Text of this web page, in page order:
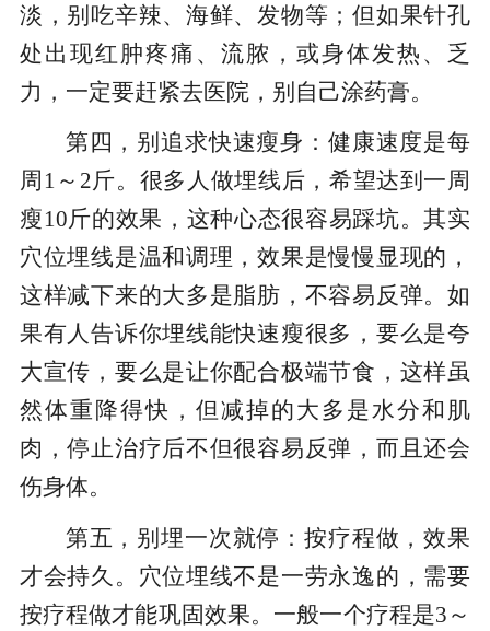
淡，别吃辛辣、海鲜、发物等；但如果针孔
处出现红肿疼痛、流脓，或身体发热、乏
力，一定要赶紧去医院，别自己涂药膏。
第四，别追求快速瘦身：健康速度是每
周1～2斤。很多人做埋线后，希望达到一周
瘦10斤的效果，这种心态很容易踩坑。其实
穴位埋线是温和调理，效果是慢慢显现的，
这样减下来的大多是脂肪，不容易反弹。如
果有人告诉你埋线能快速瘦很多，要么是夸
大宣传，要么是让你配合极端节食，这样虽
然体重降得快，但减掉的大多是水分和肌
肉，停止治疗后不但很容易反弹，而且还会
伤身体。
第五，别埋一次就停：按疗程做，效果
才会持久。穴位埋线不是一劳永逸的，需要
按疗程做才能巩固效果。一般一个疗程是3～